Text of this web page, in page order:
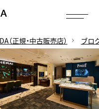
（正規・中古販売店） ブロ